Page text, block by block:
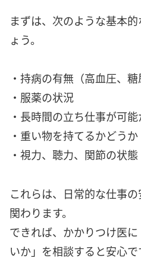
まずは、次のような基本
ょう。
・持病の有無（高血圧、糖
・服薬の状況
・長時間の立ち仕事が可
・重い物を持てるかどうか
・視力、聴力、関節の状態
これらは、日常的な仕事
関わります。
できれば、かかりつけ医
いか」を相談すると安心で